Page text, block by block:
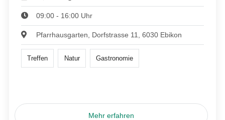
09:00 - 16:00 Uhr
Pfarrhausgarten, Dorfstrasse 11, 6030 Ebikon
Treffen Natur Gastronomie
Mehr erfahren